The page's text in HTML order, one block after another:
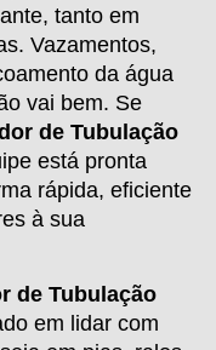
tanto em
Vazamentos,
da água
vai bem. Se
de Tubulação
está pronta
rápida, eficiente
à sua
de Tubulação
em lidar com